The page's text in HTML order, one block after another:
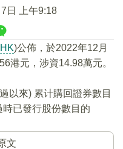
日 上午9:18
)公佈，於2022年12月
港元，涉資14.98萬元。
以來) 累计購回證券數目
已發行股份數目的
文